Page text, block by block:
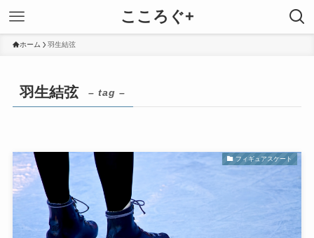
こころぐ+
ホーム 羽生結弦
羽生結弦 – tag –
フィギュアスケート